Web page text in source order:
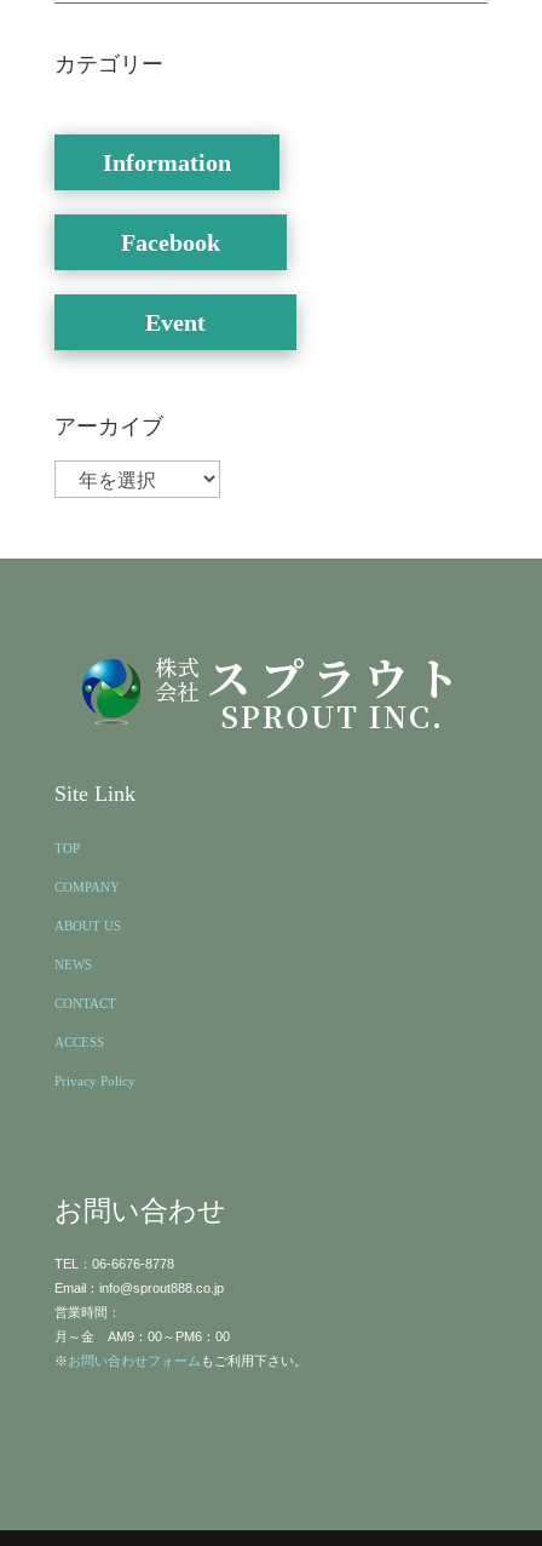
カテゴリー
Information
Facebook
Event
アーカイブ
お問い合わせ
TEL：06-6676-8778
Email：info@sprout888.co.jp
営業時間：
月～金 AM9：00～PM6：00
※お問い合わせフォーム もご利用下さい。
Site Link
TOP
COMPANY
ABOUT US
NEWS
CONTACT
ACCESS
Privacy Policy